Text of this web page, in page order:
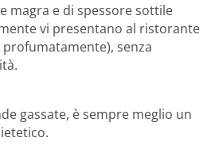
magra e di spessore sottile
vi presentano al ristorante
senza
gassate, è sempre meglio un